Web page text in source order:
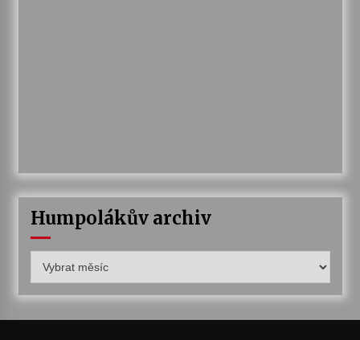
Humpolákův archiv
archiv